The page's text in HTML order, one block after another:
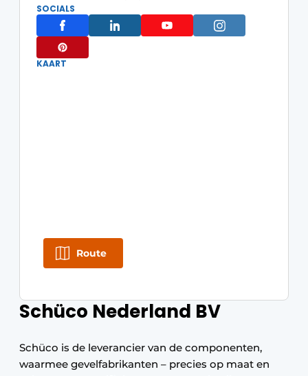
Werben
Schüco Nederland BV
Schüco is de leverancier van de componenten,
waarmee gevelfabrikanten – precies op maat en
SOCIALS
KAART
Route